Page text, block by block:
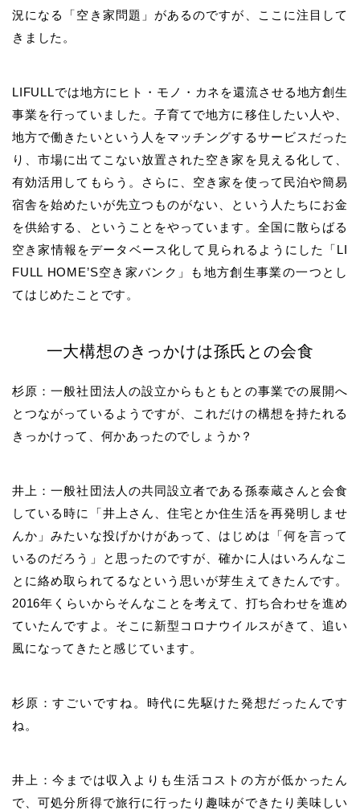
況になる「空き家問題」があるのですが、ここに注目して
きました。
LIFULLでは地方にヒト・モノ・カネを還流させる地方創生
事業を行っていました。子育てで地方に移住したい人や、
地方で働きたいという人をマッチングするサービスだった
り、市場に出てこない放置された空き家を見える化して、
有効活用してもらう。さらに、空き家を使って民泊や簡易
宿舎を始めたいが先立つものがない、という人たちにお金
を供給する、ということをやっています。全国に散らばる
空き家情報をデータベース化して見られるようにした「LI
FULL HOME’S空き家バンク」も地方創生事業の一つとし
てはじめたことです。
一大構想のきっかけは孫氏との会食
杉原：一般社団法人の設立からもともとの事業での展開へ
とつながっているようですが、これだけの構想を持たれる
きっかけって、何かあったのでしょうか？
井上：一般社団法人の共同設立者である孫泰蔵さんと会食
している時に「井上さん、住宅とか住生活を再発明しませ
んか」みたいな投げかけがあって、はじめは「何を言って
いるのだろう」と思ったのですが、確かに人はいろんなこ
とに絡め取られてるなという思いが芽生えてきたんです。
2016年くらいからそんなことを考えて、打ち合わせを進め
ていたんですよ。そこに新型コロナウイルスがきて、追い
風になってきたと感じています。
杉原：すごいですね。時代に先駆けた発想だったんです
ね。
井上：今までは収入よりも生活コストの方が低かったん
で、可処分所得で旅行に行ったり趣味ができたり美味しい